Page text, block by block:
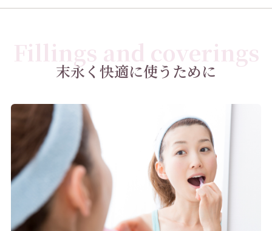
Fillings and coverings
末永く快適に使うために